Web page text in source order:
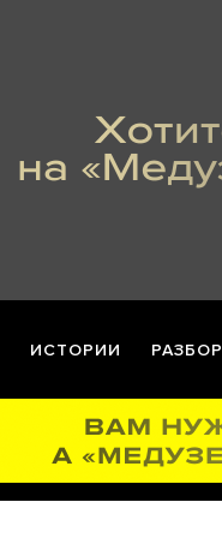
ИСТОРИИ РАЗБОР